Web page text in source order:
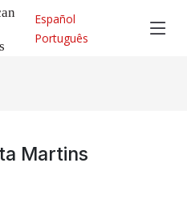
Español
Português
Martins